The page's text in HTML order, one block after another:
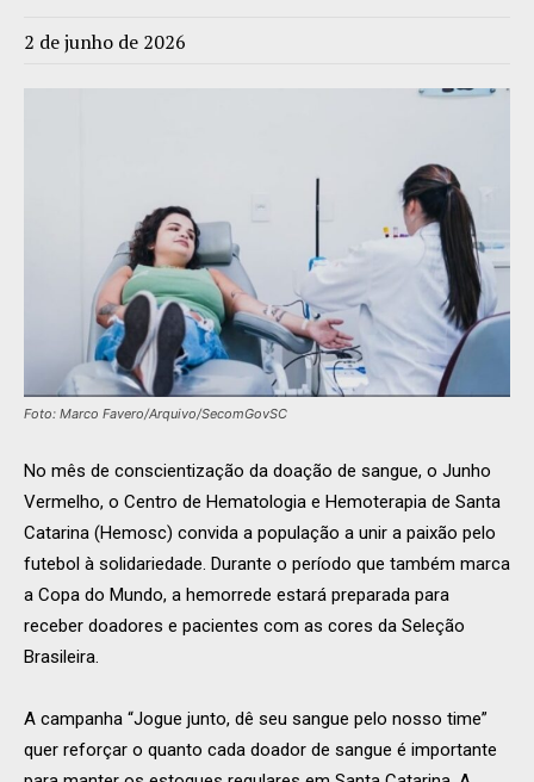
2 de junho de 2026
Foto: Marco Favero/Arquivo/SecomGovSC
No mês de conscientização da doação de sangue, o Junho
Vermelho, o Centro de Hematologia e Hemoterapia de Santa
Catarina (Hemosc) convida a população a unir a paixão pelo
futebol à solidariedade. Durante o período que também marca
a Copa do Mundo, a hemorrede estará preparada para
receber doadores e pacientes com as cores da Seleção
Brasileira.
A campanha “Jogue junto, dê seu sangue pelo nosso time”
quer reforçar o quanto cada doador de sangue é importante